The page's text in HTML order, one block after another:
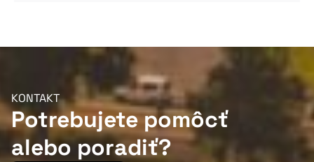
KONTAKT
Potrebujete pomôcť
alebo poradiť?